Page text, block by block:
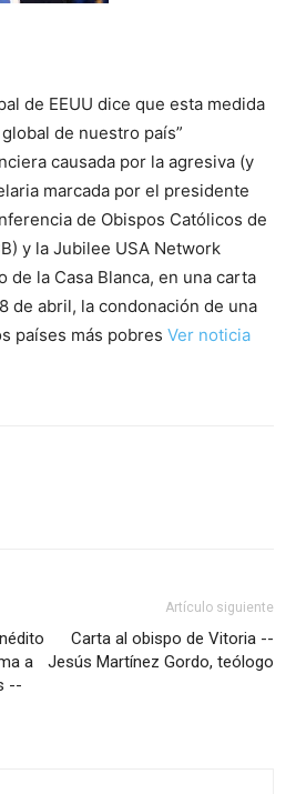
de EEUU dice que esta medida
de nuestro país”
causada por la agresiva (y
marcada por el presidente
de Obispos Católicos de
y la Jubilee USA Network
la Casa Blanca, en una carta
de abril, la condonación de una
países más pobres Ver noticia
a
--
Artículo siguiente
Carta al obispo de Vitoria --
Jesús Martínez Gordo, teólogo